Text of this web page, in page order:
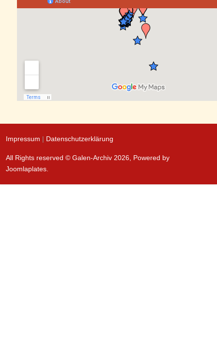
Impressum | Datenschutzerklärung
All Rights reserved © Galen-Archiv 2026, Powered by
Joomlaplates